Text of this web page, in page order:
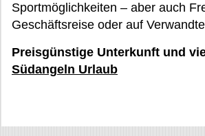
Sportmöglichkeiten – aber auch
Geschäftsreise oder auf
Preisgünstige Unterkunft und
Südangeln Urlaub